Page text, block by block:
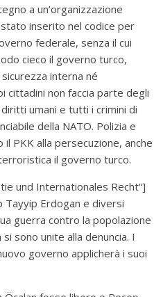
a un’organizzazione
inserito nel codice per
federale, senza il cui
cieco il governo turco,
interna né
cittadini non faccia parte degli
umani e tutti i crimini di
della NATO. Polizia e
PKK alla persecuzione, anche
il governo turco.
und Internationales Recht“]
Tayyip Erdogan e diversi
guerra contro la popolazione
sono unite alla denuncia. I
governo applicherà i suoi